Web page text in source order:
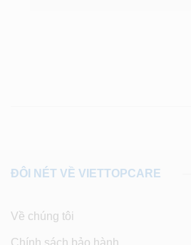
ĐÔI NÉT VỀ VIETTOPCARE
Về chúng tôi